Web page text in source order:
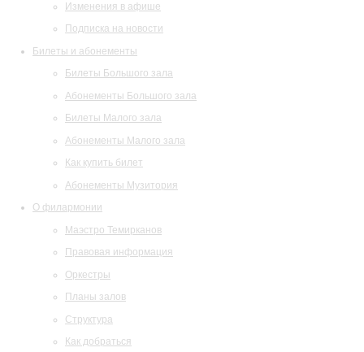
Изменения в афише
Подписка на новости
Билеты и абонементы
Билеты Большого зала
Абонементы Большого зала
Билеты Малого зала
Абонементы Малого зала
Как купить билет
Абонементы Музитория
О филармонии
Маэстро Темирканов
Правовая информация
Оркестры
Планы залов
Структура
Как добраться